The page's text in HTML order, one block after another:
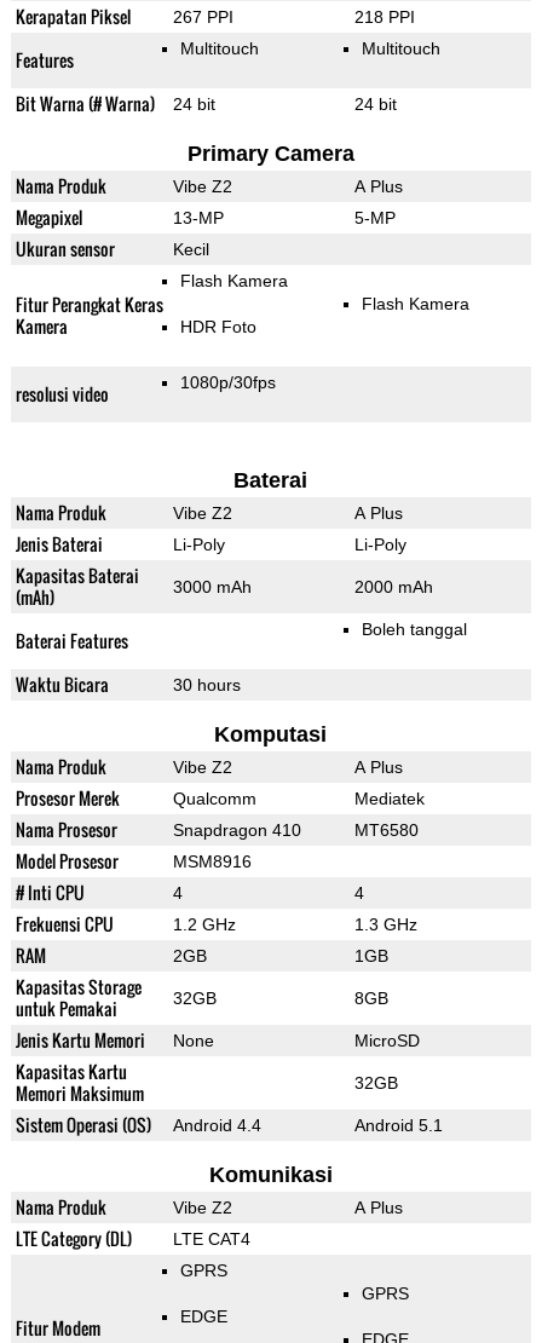
Kerapatan Piksel 267 PPI 218 PPI
Features Multitouch Multitouch
Bit Warna (# Warna) 24 bit 24 bit
Primary Camera
Nama Produk Vibe Z2 A Plus
Megapixel 13-MP 5-MP
Ukuran sensor Kecil
Fitur Perangkat Keras
Kamera
Flash Kamera
HDR Foto
Flash Kamera
resolusi video 1080p/30fps
Baterai
Nama Produk Vibe Z2 A Plus
Jenis Baterai Li-Poly Li-Poly
Kapasitas Baterai
(mAh)
3000 mAh 2000 mAh
Baterai Features Boleh tanggal
Waktu Bicara 30 hours
Komputasi
Nama Produk Vibe Z2 A Plus
Prosesor Merek Qualcomm Mediatek
Nama Prosesor Snapdragon 410 MT6580
Model Prosesor MSM8916
# Inti CPU 4 4
Frekuensi CPU 1.2 GHz 1.3 GHz
RAM 2GB 1GB
Kapasitas Storage
untuk Pemakai
32GB 8GB
Jenis Kartu Memori None MicroSD
Kapasitas Kartu
Memori Maksimum
32GB
Sistem Operasi (OS) Android 4.4 Android 5.1
Komunikasi
Nama Produk Vibe Z2 A Plus
LTE Category (DL) LTE CAT4
Fitur Modem
GPRS
EDGE
GPRS